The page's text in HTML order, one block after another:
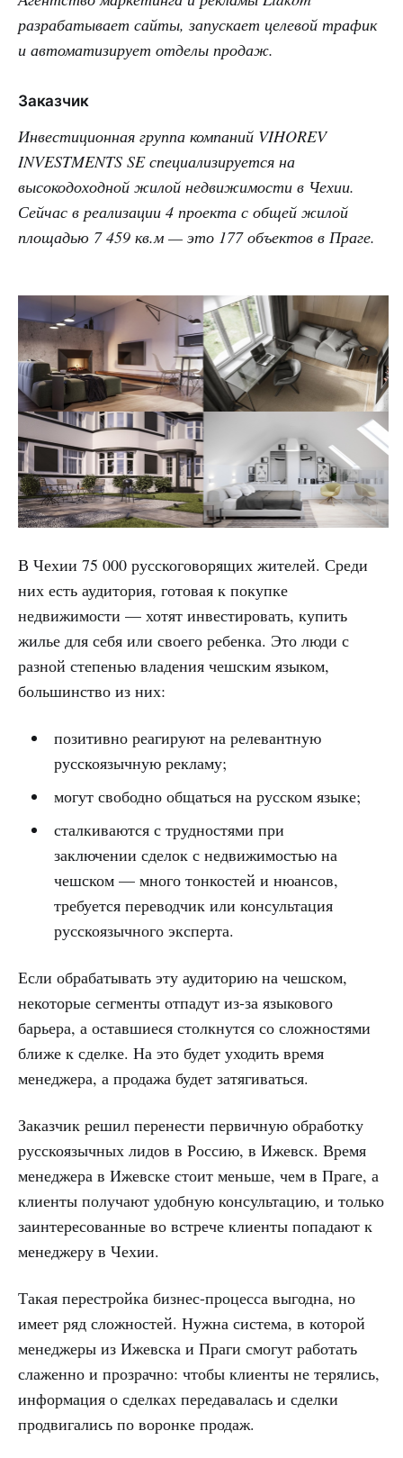
разрабатывает сайты, запускает целевой трафик
и автоматизирует отделы продаж.
Заказчик
Инвестиционная группа компаний VIHOREV
INVESTMENTS SE специализируется на
высокодоходной жилой недвижимости в Чехии.
Сейчас в реализации 4 проекта с общей жилой
площадью 7 459 кв.м — это 177 объектов в Праге.
В Чехии 75 000 русскоговорящих жителей. Среди
них есть аудитория, готовая к покупке
недвижимости — хотят инвестировать, купить
жилье для себя или своего ребенка. Это люди с
разной степенью владения чешским языком,
большинство из них:
позитивно реагируют на релевантную
русскоязычную рекламу;
могут свободно общаться на русском языке;
сталкиваются с трудностями при
заключении сделок с недвижимостью на
чешском — много тонкостей и нюансов,
требуется переводчик или консультация
русскоязычного эксперта.
Если обрабатывать эту аудиторию на чешском,
некоторые сегменты отпадут из-за языкового
барьера, а оставшиеся столкнутся со сложностями
ближе к сделке. На это будет уходить время
менеджера, а продажа будет затягиваться.
Заказчик решил перенести первичную обработку
русскоязычных лидов в Россию, в Ижевск. Время
менеджера в Ижевске стоит меньше, чем в Праге, а
клиенты получают удобную консультацию, и только
заинтересованные во встрече клиенты попадают к
менеджеру в Чехии.
Такая перестройка бизнес-процесса выгодна, но
имеет ряд сложностей. Нужна система, в которой
менеджеры из Ижевска и Праги смогут работать
слаженно и прозрачно: чтобы клиенты не терялись,
информация о сделках передавалась и сделки
продвигались по воронке продаж.